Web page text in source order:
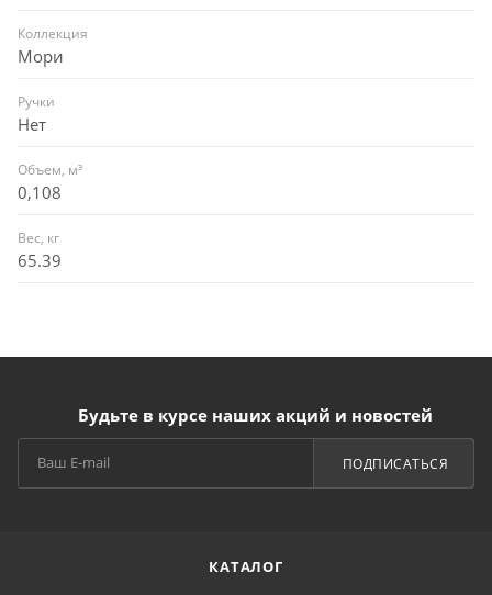
Коллекция
Мори
Ручки
Нет
Объем, м³
0,108
Вес, кг
65.39
Будьте в курсе наших акций и новостей
ПОДПИСАТЬСЯ
КАТАЛОГ